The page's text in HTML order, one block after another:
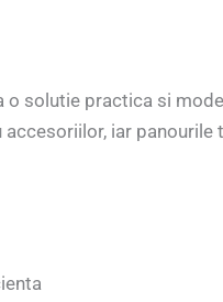
solutie practica si
iar